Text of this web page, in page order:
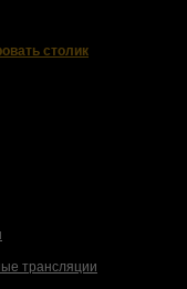
столик
трансляции